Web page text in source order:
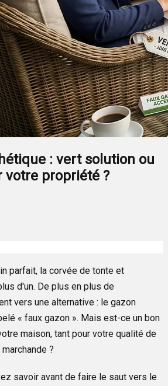
: vert solution ou
votre propriété ?
parfait, la corvée de tonte et
d'un. De plus en plus de
vers une alternative : le gazon
« faux gazon ». Mais est-ce un bon
maison, tant pour votre qualité de
?
savoir avant de faire le saut vers le